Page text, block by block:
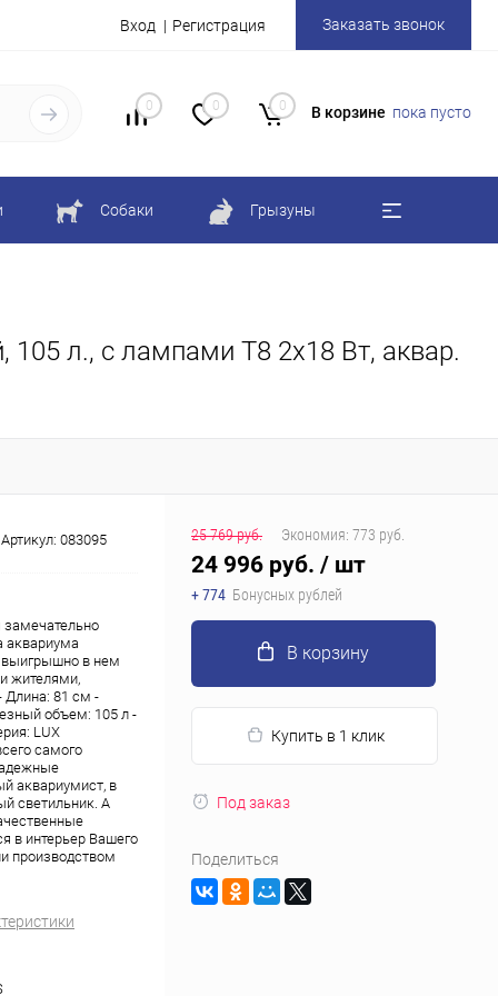
Вход Регистрация Заказать звонок
0 0 0 В корзине пока пусто
Собаки Грызуны
л., с лампами Т8 2х18 Вт, аквар.
Артикул: 083095
аквариума
выигрышно в нем
жителями,
Длина: 81 см -
объем: 105 л -
LUX
самого
аквариумист, в
светильник. А
в интерьер Вашего
производством
25 769 руб. Экономия: 773 руб.
24 996 руб. / шт
+ 774 Бонусных рублей
В корзину
Купить в 1 клик
Под заказ
Поделиться